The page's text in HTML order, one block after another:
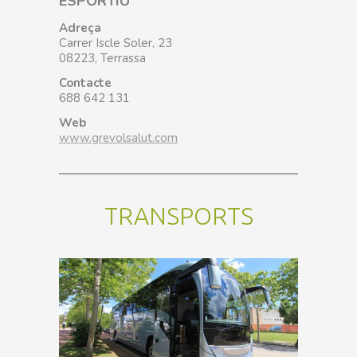
Adreça
Carrer Iscle Soler, 23
08223, Terrassa
Contacte
688 642 131
Web
www.grevolsalut.com
TRANSPORTS